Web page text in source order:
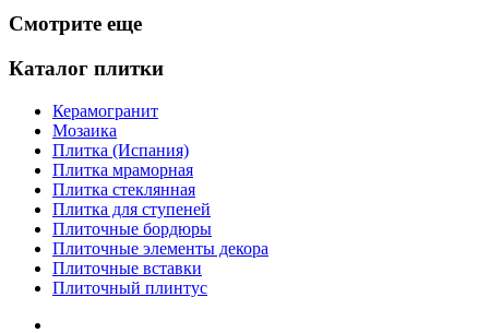
Смотрите еще
Каталог плитки
Керамогранит
Мозаика
Плитка (Испания)
Плитка мраморная
Плитка стеклянная
Плитка для ступеней
Плиточные бордюры
Плиточные элементы декора
Плиточные вставки
Плиточный плинтус